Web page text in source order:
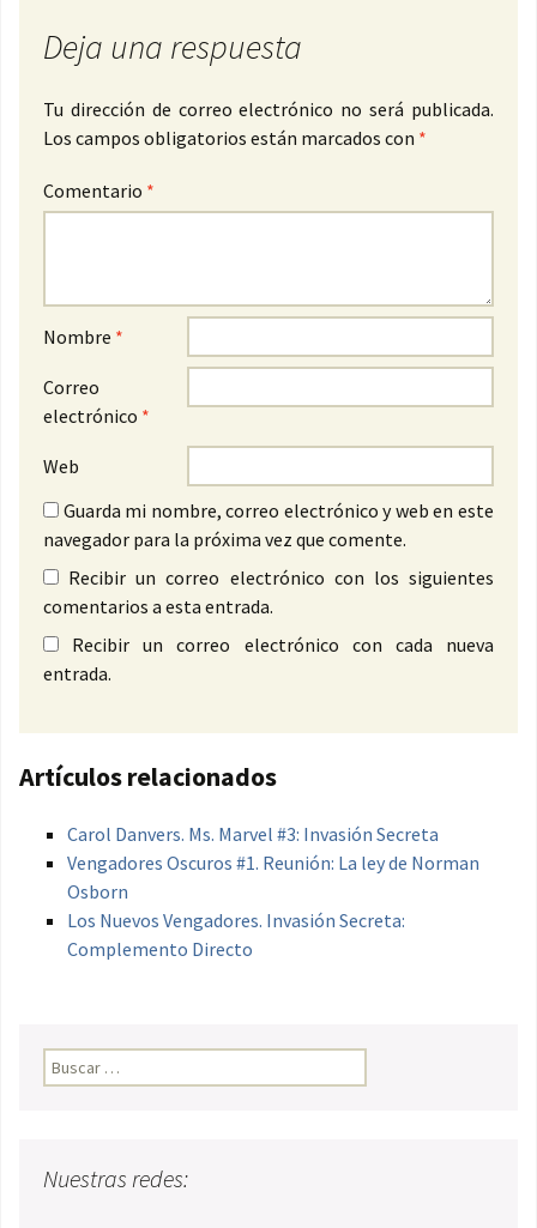
Deja una respuesta
Tu dirección de correo electrónico no será publicada.
Los campos obligatorios están marcados con *
Comentario *
Nombre *
Correo
electrónico *
Web
Guarda mi nombre, correo electrónico y web en este
navegador para la próxima vez que comente.
Recibir un correo electrónico con los siguientes
comentarios a esta entrada.
Recibir un correo electrónico con cada nueva
entrada.
Artículos relacionados
Carol Danvers. Ms. Marvel #3: Invasión Secreta
Vengadores Oscuros #1. Reunión: La ley de Norman
Osborn
Los Nuevos Vengadores. Invasión Secreta:
Complemento Directo
Buscar:
Nuestras redes: